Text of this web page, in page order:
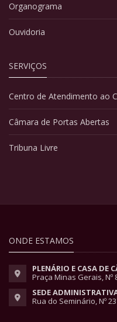
Organograma
Ouvidoria
SERVIÇOS
Centro de Atendimento ao
Câmara de Portas Abertas
Tribuna Livre
ONDE ESTAMOS
PLENÁRIO E CASA DE
Praça Minas Gerais, Nº
SEDE
Rua do Seminário, Nº